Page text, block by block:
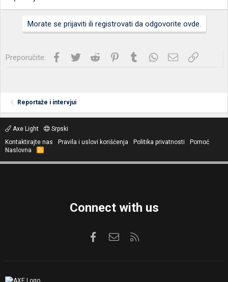
Morate se prijaviti ili registrovati da odgovorite ovde.
Preporučite: Facebook
Twitter Reddit PinterestTumblrWhatsApp
Imejl Link
Reportaže i intervjui
Axe Light
Srpski
Kontaktirajte nas
Pravila i uslovi korišćenja Politika privatnosti
Pomoć
Naslovna
R
S
Connect with us
FacebookKontaktirajte nas